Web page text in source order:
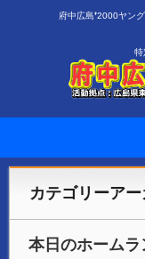
府中広島❜2000ヤング：
特
カテゴリーア
本日のホーム